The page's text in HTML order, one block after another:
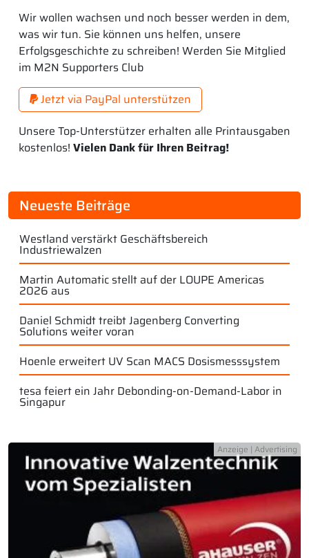
Wir wollen wachsen und noch besser werden in dem,
was wir tun. Sie können uns helfen, unsere
Erfolgsgeschichte zu schreiben! Werden Sie Mitglied
im M2N Supporters Club
Jetzt via PayPal unterstützen
Unsere Top-Unterstützer erhalten alle Printausgaben
kostenlos! Vielen Dank für Ihren Beitrag!
Neueste Beiträge
Westland verstärkt Geschäftsbereich
Industriewalzen
Martin Automatic stellt auf der LOUPE Americas
2026 aus
Daniel Schmidt treibt Jagenberg Converting
Solutions weiter voran
Hoenle erweitert UV Scan MACS Dosismesssystem
tesa feiert ein Jahr Debonding-on-Demand-Labor in
Singapur